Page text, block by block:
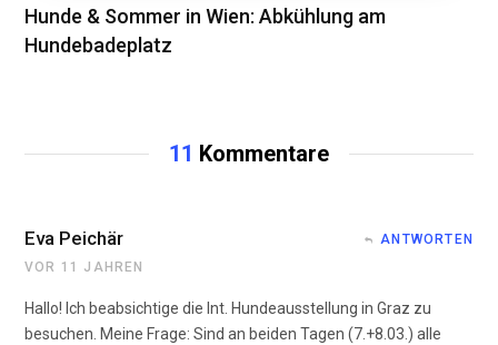
Hunde & Sommer in Wien: Abkühlung am
Hundebadeplatz
11 Kommentare
Eva Peichär
VOR 11 JAHREN
ANTWORTEN
Hallo! Ich beabsichtige die Int. Hundeausstellung in Graz zu
besuchen. Meine Frage: Sind an beiden Tagen (7.+8.03.) alle